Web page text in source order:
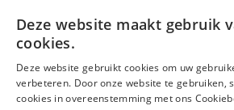
volgende stappen:
kortingscode die het beste bij jou
“Pak Korting” of “Toon Code”.
Deze website maakt gebruik
cookies.
Deze website gebruikt cookies om uw
verbeteren. Door onze website te gebruiken,
cookies in overeenstemming met ons